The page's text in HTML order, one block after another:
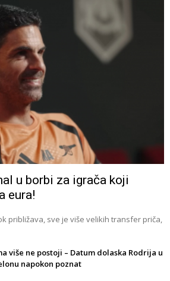
u borbi za igrača koji
eura!
približava, sve je više velikih transfer priča,
više ne postoji – Datum dolaska Rodrija u
napokon poznat